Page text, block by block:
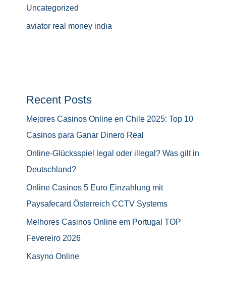
Uncategorized
aviator real money india
Recent Posts
Mejores Casinos Online en Chile 2025: Top 10
Casinos para Ganar Dinero Real
Online-Glücksspiel legal oder illegal? Was gilt in
Deutschland?
Online Casinos 5 Euro Einzahlung mit
Paysafecard Österreich CCTV Systems
Melhores Casinos Online em Portugal TOP
Fevereiro 2026
Kasyno Online